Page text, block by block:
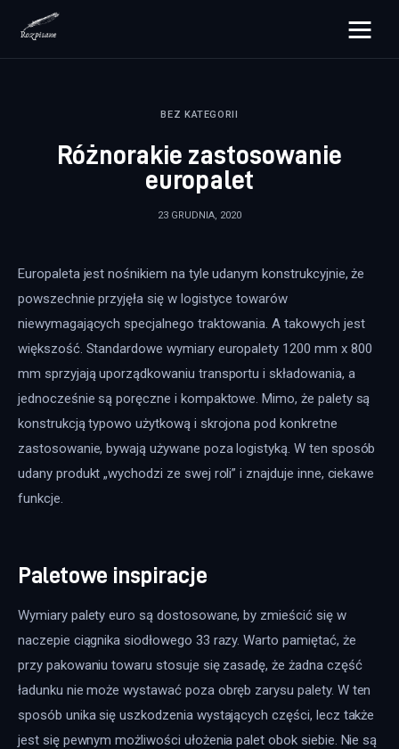
rozpisane.pl
Zdrowie
Więcej
BEZ KATEGORII
Różnorakie zastosowanie
europalet
23 GRUDNIA, 2020
Europaleta jest nośnikiem na tyle udanym konstrukcyjnie, że
powszechnie przyjęła się w logistyce towarów
niewymagających specjalnego traktowania. A takowych jest
większość. Standardowe wymiary europalety 1200 mm x 800
mm sprzyjają uporządkowaniu transportu i składowania, a
jednocześnie są poręczne i kompaktowe. Mimo, że palety są
konstrukcją typowo użytkową i skrojona pod konkretne
zastosowanie, bywają używane poza logistyką. W ten sposób
udany produkt „wychodzi ze swej roli” i znajduje inne, ciekawe
funkcje.
Paletowe inspiracje
Wymiary palety euro są dostosowane, by zmieścić się w
naczepie ciągnika siodłowego 33 razy. Warto pamiętać, że
przy pakowaniu towaru stosuje się zasadę, że żadna część
ładunku nie może wystawać poza obręb zarysu palety. W ten
sposób unika się uszkodzenia wystających części, lecz także
jest się pewnym możliwości ułożenia palet obok siebie. Nie są